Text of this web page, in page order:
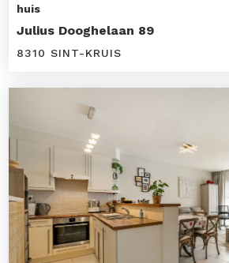
huis
Julius Dooghelaan 89
8310 SINT-KRUIS